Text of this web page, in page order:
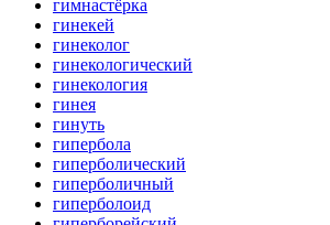
гимнастёрка
гинекей
гинеколог
гинекологический
гинекология
гинея
гинуть
гипербола
гиперболический
гиперболичный
гиперболоид